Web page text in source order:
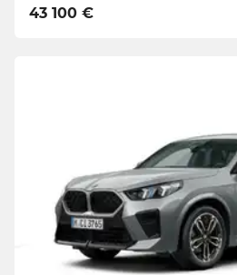
43 100 €